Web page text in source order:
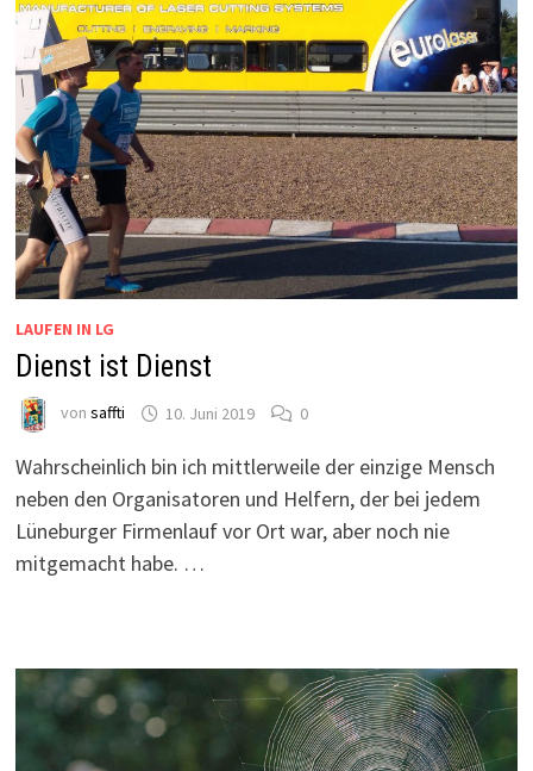
LAUFEN IN LG
Dienst ist Dienst
von saffti 10. Juni 2019 0
Wahrscheinlich bin ich mittlerweile der einzige Mensch
neben den Organisatoren und Helfern, der bei jedem
Lüneburger Firmenlauf vor Ort war, aber noch nie
mitgemacht habe. …